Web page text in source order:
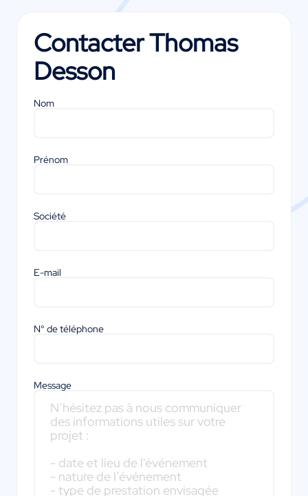
ContacterThomas
Desson
Nom
Prénom
Société
E-mail
N° de téléphone
Message